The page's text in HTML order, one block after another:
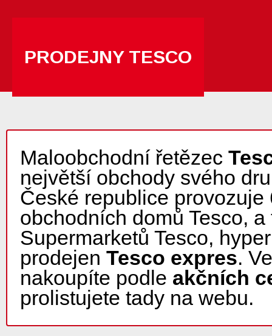
PRODEJNY TESCO
Maloobchodní řetězec
největší obchody svého
České republice provozuje
obchodních domů Tesco, a
Supermarketů Tesco,
prodejen Tesco expres.
nakoupíte podle akčních
prolistujete tady na webu.